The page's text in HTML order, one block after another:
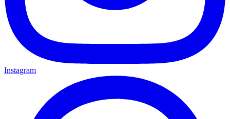
Instagram